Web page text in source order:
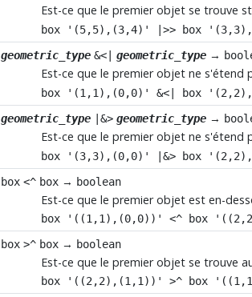
Est-ce que le premier objet se trouve
box '(5,5),(3,4)' |>> box
geometric_type &<| geometric_type →
Est-ce que le premier objet ne s'étend
box '(1,1),(0,0)' &<| box
geometric_type |&> geometric_type →
Est-ce que le premier objet ne s'étend
box '(3,3),(0,0)' |&> box
box <^ box → boolean
Est-ce que le premier objet est en-
box '((1,1),(0,0))' <^ box
box >^ box → boolean
Est-ce que le premier objet se trouve
box '((2,2),(1,1))' >^ box